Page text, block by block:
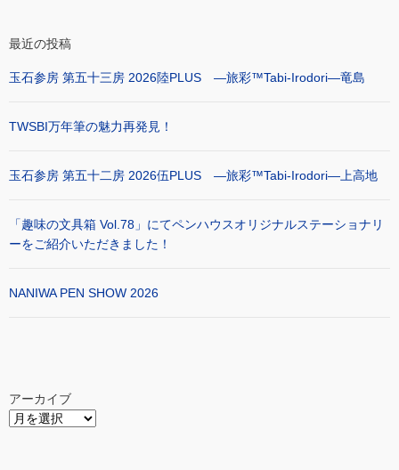
最近の投稿
玉石参房 第五十三房 2026陸PLUS ―旅彩™Tabi-Irodori―竜島
TWSBI万年筆の魅力再発見！
玉石参房 第五十二房 2026伍PLUS ―旅彩™Tabi-Irodori―上高地
「趣味の文具箱 Vol.78」にてペンハウスオリジナルステーショナリ
ーをご紹介いただきました！
NANIWA PEN SHOW 2026
アーカイブ